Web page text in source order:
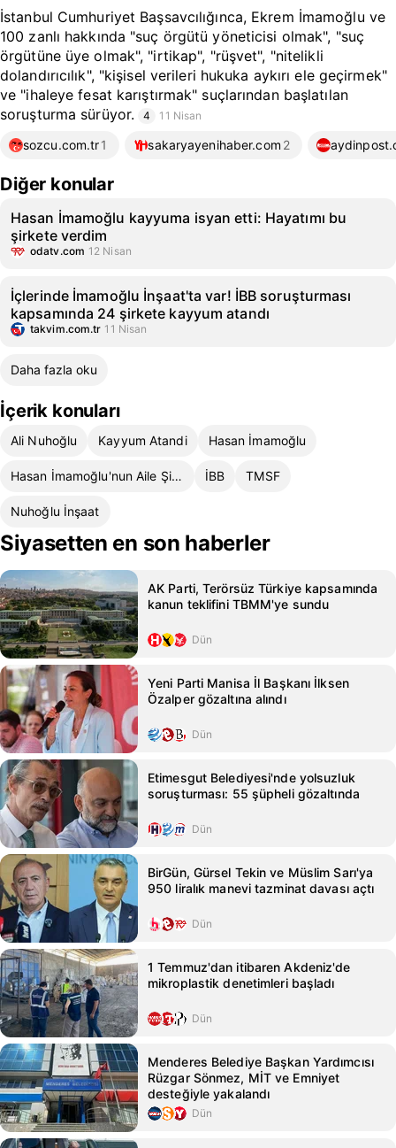
İstanbul Cumhuriyet Başsavcılığınca, Ekrem İmamoğlu ve
100 zanlı hakkında "suç örgütü yöneticisi olmak", "suç
örgütüne üye olmak", "irtikap", "rüşvet", "nitelikli
dolandırıcılık", "kişisel verileri hukuka aykırı ele geçirmek"
ve "ihaleye fesat karıştırmak" suçlarından başlatılan
soruşturma sürüyor.
4 11 Nisan
sozcu.com.tr1 sakaryayenihaber.com 2
Diğer konular
Hasan İmamoğlu kayyuma isyan etti: Hayatımı bu
şirkete verdim
odatv.com 12 Nisan
İçlerinde İmamoğlu İnşaat'ta var! İBB soruşturması
kapsamında 24 şirkete kayyum atandı
takvim.com.tr 11 Nisan
Daha fazla oku
İçerik konuları
Ali Nuhoğlu Kayyum Atandi Hasan İmamoğlu
Hasan İmamoğlu'nun Aile Şirketleri ve Açıklamaları İBB TMSF
Nuhoğlu İnşaat
Siyasetten en son haberler
AK Parti, Terörsüz Türkiye kapsamında
kanun teklifini TBMM'ye sundu
Dün
Yeni Parti Manisa İl Başkanı İlksen
Özalper gözaltına alındı
Dün
Etimesgut Belediyesi'nde yolsuzluk
soruşturması: 55 şüpheli gözaltında
Dün
BirGün, Gürsel Tekin ve Müslim Sarı'ya
950 liralık manevi tazminat davası açtı
Dün
1 Temmuz'dan itibaren Akdeniz'de
mikroplastik denetimleri başladı
Dün
Menderes Belediye Başkan Yardımcısı
Rüzgar Sönmez, MİT ve Emniyet
desteğiyle yakalandı
Dün